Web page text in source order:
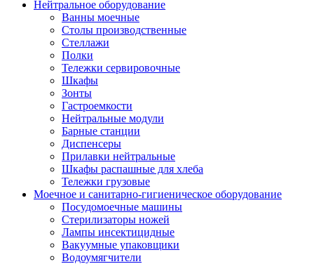
Нейтральное оборудование
Ванны моечные
Столы производственные
Стеллажи
Полки
Тележки сервировочные
Шкафы
Зонты
Гастроемкости
Нейтральные модули
Барные станции
Диспенсеры
Прилавки нейтральные
Шкафы распашные для хлеба
Тележки грузовые
Моечное и санитарно-гигиеническое оборудование
Посудомоечные машины
Стерилизаторы ножей
Лампы инсектицидные
Вакуумные упаковщики
Водоумягчители